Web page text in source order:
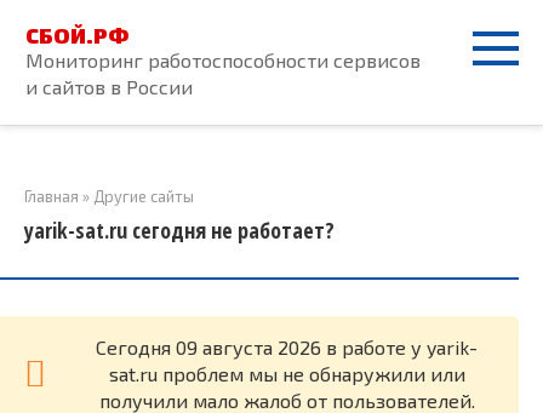
контенту
СБОЙ.РФ
Мониторинг работоспособности сервисов
и сайтов в России
Главная » Другие сайты
yarik-sat.ru сегодня не работает?
Cегодня 09 августа 2026 в работе у yarik-
sat.ru проблем мы не обнаружили или
получили мало жалоб от пользователей.